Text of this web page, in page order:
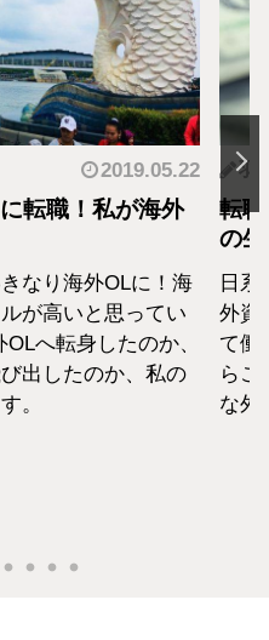
2019.05.22
転職！私が海外
なり海外OLに！海
が高いと思ってい
へ転身したのか、
出したのか、私の
。
羽
転
の
日
外資
て働
らこ
な外